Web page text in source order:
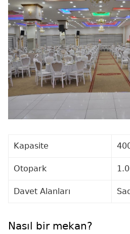
Kapasite
Otopark
Davet Alanları
Nasıl bir mekan?